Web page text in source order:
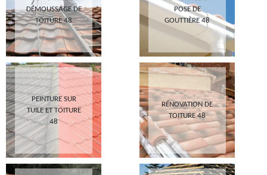
DÉMOUSSAGE DE
TOITURE 48
POSE DE
GOUTTIÈRE 48
PEINTURE SUR
TUILE ET TOITURE
48
RÉNOVATION DE
TOITURE 48